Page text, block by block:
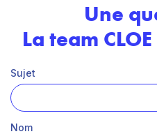
Une
La team
Sujet
Nom